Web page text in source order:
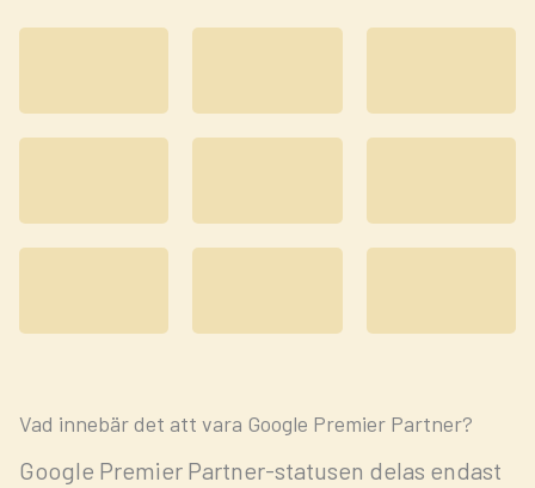
Vad innebär det att vara Google Premier Partner?
Google Premier Partner-statusen delas endast